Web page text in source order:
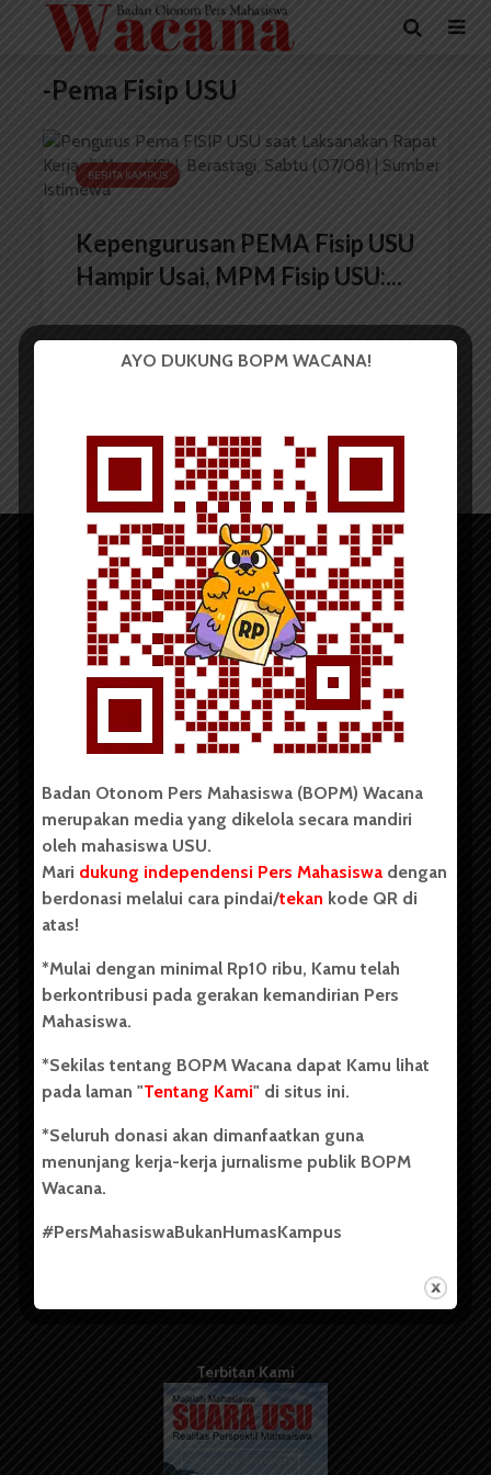
-Pema Fisip USU
BERITA KAMPUS
Kepengurusan PEMA Fisip USU
Hampir Usai, MPM Fisip USU:...
Copyright © 2023. All rights reserved BOPM WACANA.
Badan Otonom Pers Mahasiswa (BOPM) Wacana merupakan
pers mahasiswa yang berdiri di luar kampus dan dikelola
secara mandiri oleh mahasiswa Universitas Sumatera Utara
(USU). Sebelumnya BOPM Wacana merupakan salah satu
Unit Kegiatan Mahasiswa (UKM) di Universitas Sumatera
berdiri pada 1 Juli 1995.
Kontribusi
Info Iklan
Pedoman Media Siber
Kode Etik Jurnalistik
Terbitan Kami
AYO DUKUNG BOPM WACANA!
Badan Otonom Pers Mahasiswa (BOPM) Wacana
merupakan media yang dikelola secara mandiri
oleh mahasiswa USU.
Mari dukung independensi Pers Mahasiswa dengan
berdonasi melalui cara pindai/tekan kode QR di
atas!
*Mulai dengan minimal Rp10 ribu, Kamu telah
berkontribusi pada gerakan kemandirian Pers
Mahasiswa.
*Sekilas tentang BOPM Wacana dapat Kamu lihat
pada laman "Tentang Kami" di situs ini.
*Seluruh donasi akan dimanfaatkan guna
menunjang kerja-kerja jurnalisme publik BOPM
Wacana.
#PersMahasiswaBukanHumasKampus